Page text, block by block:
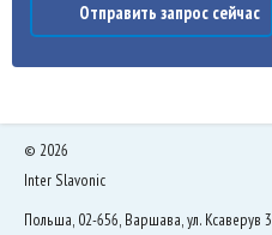
Отправить запрос сейчас
© 2026
Inter Slavonic
Польша, 02-656, Варшава, ул. Ксаверув 3